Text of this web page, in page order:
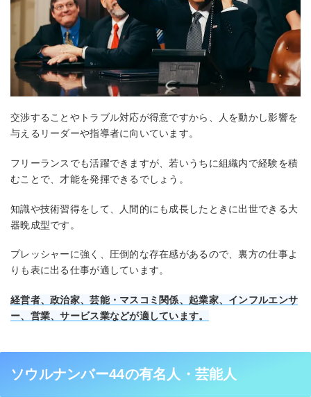
交渉することやトラブル対応が得意ですから、人を動かし影響を
与えるリーダーや指導者に向いています。
フリーランスでも活躍できますが、若いうちに組織内で経験を積
むことで、才能を発揮できるでしょう。
知識や技術習得をして、人間的にも成長したときに出世できる大
器晩成型です。
プレッシャーに強く、圧倒的な存在感があるので、裏方の仕事よ
りも表に出る仕事が適しています。
経営者、政治家、芸能・マスコミ関係、起業家、インフルエンサ
ー、営業、サービス業などが適しています。
ソウルナンバー44の有名人・芸能人